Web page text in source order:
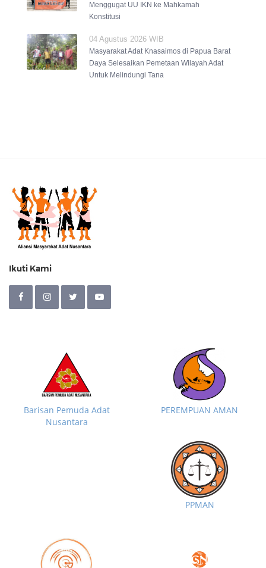
Menggugat UU IKN ke Mahkamah
Konstitusi
04 Agustus 2026 WIB
Masyarakat Adat Knasaimos di Papua Barat
Daya Selesaikan Pemetaan Wilayah Adat
Untuk Melindungi Tana
Ikuti Kami
Barisan Pemuda Adat
Nusantara
PEREMPUAN AMAN
PPMAN